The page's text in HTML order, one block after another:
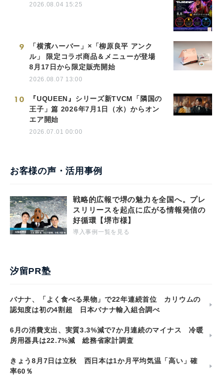
2026.08.04 15:25
9
「横濱ハーバー」×「柳原良平 アンク
ル」 限定コラボ商品＆メニューが登場
8月17日から限定販売開始
2026.08.07 13:00
10
『UQUEEN』シリーズ新TVCM「隣国の
王子」篇 2026年7月1日（水）からオン
エア開始
2026.07.01 00:00
お客様の声・活用事例
戦略的広報で堺の魅力を全国へ。プレ
スリリースを起点に広がる情報発信の
好循環【堺市様】
導入事例一覧を見る
汐留PR塾
バナナ、「よく食べる果物」で22年連続首位 カリウムの
認知度は初の4割超 日本バナナ輸入組合調べ
6月の消費支出、実質3.3%減で7か月連続のマイナス 冷暖
房用器具は22.7%減 総務省家計調査
きょう8月7日は立秋 西日本は1か月平均気温「高い」確
率60％